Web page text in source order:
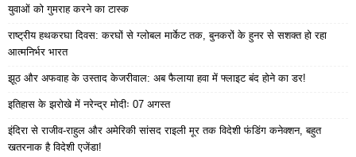
युवाओं को गुमराह करने का टास्क
राष्ट्रीय हथकरघा दिवस: करघों से ग्लोबल मार्केट तक, बुनकरों के हुनर से सशक्त हो रहा
आत्मनिर्भर भारत
झूठ और अफवाह के उस्ताद केजरीवाल: अब फैलाया हवा में फ्लाइट बंद होने का डर!
इतिहास के झरोखे में नरेन्द्र मोदीः 07 अगस्त
इंदिरा से राजीव-राहुल और अमेरिकी सांसद राइली मूर तक विदेशी फंडिंग कनेक्शन, बहुत
खतरनाक है विदेशी एजेंडा!